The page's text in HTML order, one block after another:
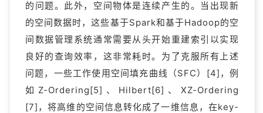
的问题。此外，空间物体是连续产生的。当出现新
的空间数据时，这些基于Spark和基于Hadoop的空
间数据管理系统通常需要从头开始重建索引以实现
良好的查询效率，这非常耗时。为了克服所有上述
问题，一些工作使用空间填充曲线（SFC）[4]，例
如Z-Ordering[5]、Hilbert[6]、XZ-Ordering
[7]，将高维的空间信息转化成了一维信息，在key-